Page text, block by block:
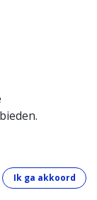
Ik ga akkoord